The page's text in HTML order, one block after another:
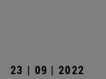
23 | 09 | 2022